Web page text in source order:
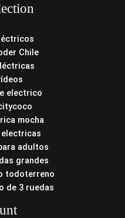
Chile
electrico
mocha
adultos
grandes
todoterreno
de 3 ruedas